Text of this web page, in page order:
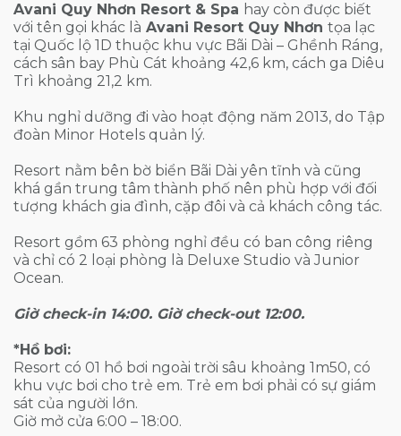
Avani Quy Nhơn Resort & Spa hay còn được biết
với tên gọi khác là Avani Resort Quy Nhơn tọa lạc
tại Quốc lộ 1D thuộc khu vực Bãi Dài – Ghềnh Ráng,
cách sân bay Phù Cát khoảng 42,6 km, cách ga Diêu
Trì khoảng 21,2 km.
Khu nghỉ dưỡng đi vào hoạt động năm 2013, do Tập
đoàn Minor Hotels quản lý.
Resort nằm bên bờ biển Bãi Dài yên tĩnh và cũng
khá gần trung tâm thành phố nên phù hợp với đối
tượng khách gia đình, cặp đôi và cả khách công tác.
Resort gồm 63 phòng nghỉ đều có ban công riêng
và chỉ có 2 loại phòng là Deluxe Studio và Junior
Ocean.
Giờ check-in 14:00. Giờ check-out 12:00.
*Hồ bơi:
Resort có 01 hồ bơi ngoài trời sâu khoảng 1m50, có
khu vực bơi cho trẻ em. Trẻ em bơi phải có sự giám
sát của người lớn.
Giờ mở cửa 6:00 – 18:00.